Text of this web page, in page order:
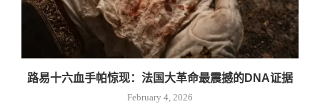
路易十六血手帕惊现：法国大革命最震撼的DNA证据
February 4, 2026